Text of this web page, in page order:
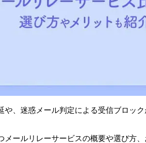
や、迷惑メール判定による受信ブロッ
メールリレーサービスの概要や選び方